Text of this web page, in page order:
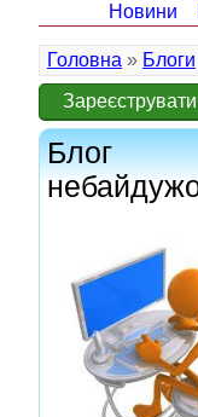
Новини
Головна » Блоги
Блог